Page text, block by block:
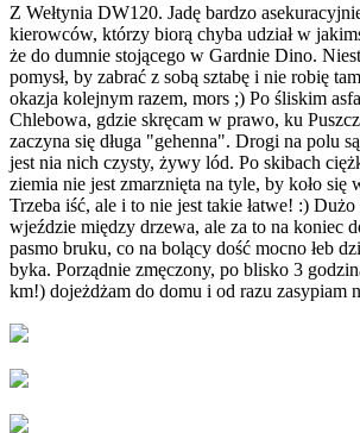
Z Wełtynia DW120. Jadę bardzo
kierowców, którzy biorą chyba udział w
że do dumnie stojącego w Gardnie Dino.
pomysł, by zabrać z sobą sztabę i nie robię
okazja kolejnym razem, mors ;) Po śliskim
Chlebowa, gdzie skręcam w prawo, ku
zaczyna się długa "gehenna". Drogi na polu
jest nia nich czysty, żywy lód. Po skibach
ziemia nie jest zmarznięta na tyle, by koło się
Trzeba iść, ale i to nie jest takie łatwe! :)
wjeździe między drzewa, ale za to na koniec
pasmo bruku, co na bolący dość mocno łeb
byka. Porządnie zmęczony, po blisko 3
km!) dojeżdżam do domu i od razu zasypiam